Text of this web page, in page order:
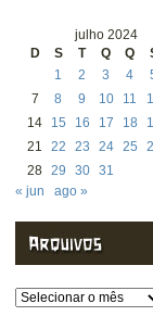
julho 2024
D
S T Q Q
1
2 3 4
7
8 9 10 11
14
15 16 17 18
21
22 23 24 25
28 29 30 31
« jun
ago »
Arquivos